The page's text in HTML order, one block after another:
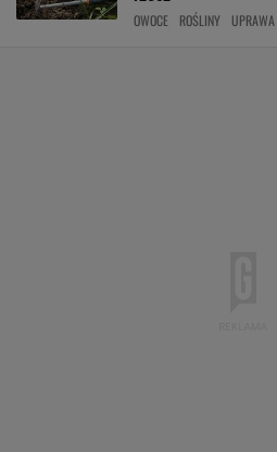
OWOCE ROŚLINY UPRAWA